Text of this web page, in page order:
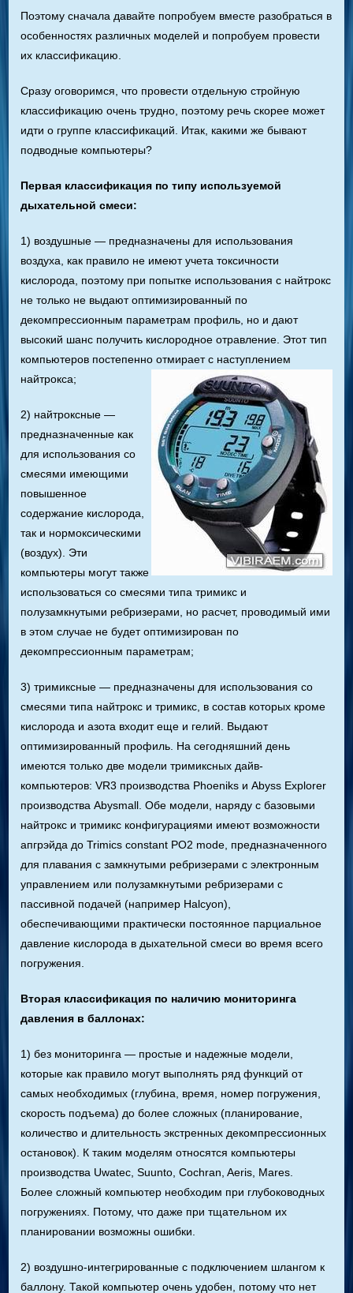
Поэтому сначала давайте попробуем вместе разобраться в
особенностях различных моделей и попробуем провести
их классификацию.
Сразу оговоримся, что провести отдельную стройную
классификацию очень трудно, поэтому речь скорее может
идти о группе классификаций. Итак, какими же бывают
подводные компьютеры?
Первая классификация по типу используемой
дыхательной смеси:
1) воздушные — предназначены для использования
воздуха, как правило не имеют учета токсичности
кислорода, поэтому при попытке использования с найтрокс
не только не выдают оптимизированный по
декомпрессионным параметрам профиль, но и дают
высокий шанс получить кислородное отравление. Этот тип
компьютеров постепенно отмирает с наступлением
найтрокса;
2) найтроксные —
предназначенные как
для использования со
смесями имеющими
повышенное
содержание кислорода,
так и нормоксическими
(воздух). Эти
компьютеры могут также
использоваться со смесями типа тримикс и
полузамкнутыми ребризерами, но расчет, проводимый ими
в этом случае не будет оптимизирован по
декомпрессионным параметрам;
3) тримиксные — предназначены для использования со
смесями типа найтрокс и тримикс, в состав которых кроме
кислорода и азота входит еще и гелий. Выдают
оптимизированный профиль. На сегодняшний день
имеются только две модели тримиксных дайв-
компьютеров: VR3 производства Phoeniks и Abyss Explorer
производства Abysmall. Обе модели, наряду с базовыми
найтрокс и тримикс конфигурациями имеют возможности
апгрэйда до Trimics constant PO2 mode, предназначенного
для плавания с замкнутыми ребризерами с электронным
управлением или полузамкнутыми ребризерами с
пассивной подачей (например Halcyon),
обеспечивающими практически постоянное парциальное
давление кислорода в дыхательной смеси во время всего
погружения.
Вторая классификация по наличию мониторинга
давления в баллонах:
1) без мониторинга — простые и надежные модели,
которые как правило могут выполнять ряд функций от
самых необходимых (глубина, время, номер погружения,
скорость подъема) до более сложных (планирование,
количество и длительность экстренных декомпрессионных
остановок). К таким моделям относятся компьютеры
производства Uwatec, Suunto, Cochran, Aeris, Mares.
Более сложный компьютер необходим при глубоководных
погружениях. Потому, что даже при тщательном их
планировании возможны ошибки.
2) воздушно-интегрированные с подключением шлангом к
баллону. Такой компьютер очень удобен, потому что нет